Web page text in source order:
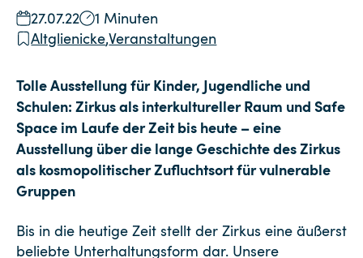
27.07.22
1 Minuten
Altglienicke,Veranstaltungen
Tolle Ausstellung für Kinder, Jugendliche und
Schulen: Zirkus als interkultureller Raum und Safe
Space im Laufe der Zeit bis heute – eine
Ausstellung über die lange Geschichte des Zirkus
als kosmopolitischer Zufluchtsort für vulnerable
Gruppen
Bis in die heutige Zeit stellt der Zirkus eine äußerst
beliebte Unterhaltungsform dar. Unsere